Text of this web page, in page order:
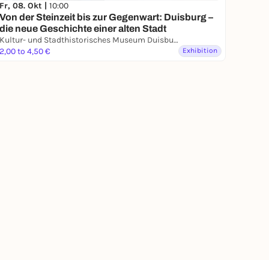
Fr, 08. Okt | 10:00
Von der Steinzeit bis zur Gegenwart: Duisburg –
die neue Geschichte einer alten Stadt
Kultur- und Stadthistorisches Museum Duisburg
2,00 to 4,50 €
Exhibition